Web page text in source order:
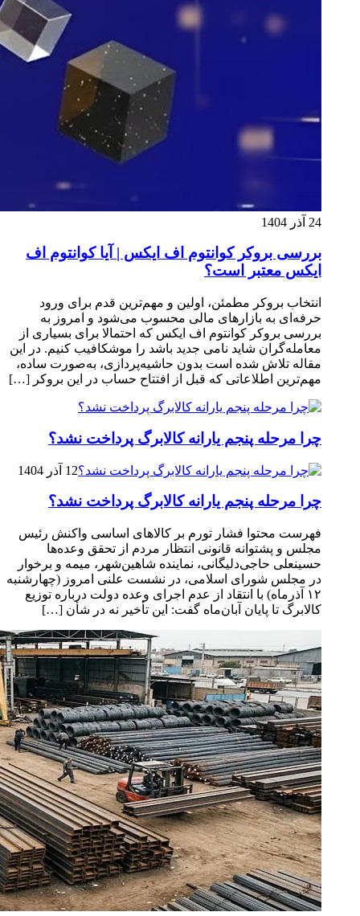
24 آذر 1404
بررسی بروکر کوانتوم اف ایکس | آیا کوانتوم اف
ایکس معتبر است؟
انتخاب بروکر مطمئن، اولین و مهم‌ترین قدم برای ورود
حرفه‌ای به بازارهای مالی محسوب می‌شود و امروز به
بررسی بروکر کوانتوم اف ایکس که احتمالا برای بسیاری از
معامله‌گران شاید نامی جدید باشد را موشکافیب کنیم. در این
مقاله تلاش شده است بدون حاشیه‌پردازی، به‌صورت ساده،
مهم‌ترین اطلاعاتی که قبل از افتتاح حساب در این بروکر […]
چرا مرحله پنجم یارانه کالابرگ پرداخت نشد؟
12 آذر 1404
چرا مرحله پنجم یارانه کالابرگ پرداخت نشد؟
فهرست محتوا فشار تورم بر کالاهای اساسی واکنش رئیس
مجلس و پشتوانه قانونی انتظار مردم از تحقق وعده‌ها
حسینعلی حاجی‌دلیگانی، نماینده شاهین‌شهر، میمه و برخوار
در مجلس شورای اسلامی، در نشست علنی امروز (چهارشنبه
۱۲ آذرماه) با انتقاد از عدم اجرای وعده دولت درباره توزیع
کالابرگ تا پایان آبان‌ماه گفت: این تأخیر نه در شأن […]